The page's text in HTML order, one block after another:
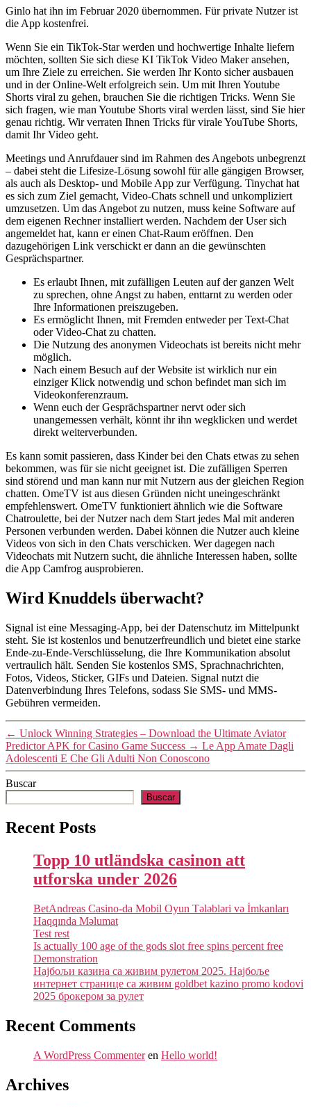
Ginlo hat ihn im Februar 2020 übernommen. Für private Nutzer ist
die App kostenfrei.
Wenn Sie ein TikTok-Star werden und hochwertige Inhalte liefern
möchten, sollten Sie sich diese KI TikTok Video Maker ansehen,
um Ihre Ziele zu erreichen. Sie werden Ihr Konto sicher ausbauen
und in der Online-Welt erfolgreich sein. Um mit Ihren Youtube
Shorts viral zu gehen, brauchen Sie die richtigen Tricks. Wenn Sie
sich fragen, wie man Youtube Shorts viral werden lässt, sind Sie hier
genau richtig. Wir verraten Ihnen Tricks für virale YouTube Shorts,
damit Ihr Video geht.
Meetings und Anrufdauer sind im Rahmen des Angebots unbegrenzt
– dabei steht die Lifesize-Lösung sowohl für alle gängigen Browser,
als auch als Desktop- und Mobile App zur Verfügung. Tinychat hat
es sich zum Ziel gemacht, Video-Chats schnell und unkompliziert
umzusetzen. Um das Angebot zu nutzen, muss keine Software auf
dem eigenen Rechner installiert werden. Nachdem der User sich
angemeldet hat, kann er einen Chat-Raum eröffnen. Den
dazugehörigen Link verschickt er dann an die gewünschten
Gesprächspartner.
Es erlaubt Ihnen, mit zufälligen Leuten auf der ganzen Welt
zu sprechen, ohne Angst zu haben, enttarnt zu werden oder
Ihre Informationen preiszugeben.
Es ermöglicht Ihnen, mit Fremden entweder per Text-Chat
oder Video-Chat zu chatten.
Die Nutzung des anonymen Videochats ist bereits nicht mehr
möglich.
Nach einem Besuch auf der Website ist wirklich nur ein
einziger Klick notwendig und schon befindet man sich im
Videokonferenzraum.
Wenn euch der Gesprächspartner nervt oder sich
unangemessen verhält, könnt ihr ihn wegklicken und werdet
direkt weiterverbunden.
Es kann somit passieren, dass Kinder bei den Chats etwas zu sehen
bekommen, was für sie nicht geeignet ist. Die zufälligen Sperren
sind störend und man kann nur mit Nutzern aus der gleichen Region
chatten. OmeTV ist aus diesen Gründen nicht uneingeschränkt
empfehlenswert. OmeTV funktioniert ähnlich wie die Software
Chatroulette, bei der Nutzer nach dem Start jedes Mal mit anderen
Personen verbunden werden. Dabei können die Nutzer auch kleine
Videos von sich in den Chats verschicken. Wer dagegen nach
Videochats mit Nutzern sucht, die ähnliche Interessen haben, sollte
die App Camfrog ausprobieren.
Wird Knuddels überwacht?
Signal ist eine Messaging-App, bei der Datenschutz im Mittelpunkt
steht. Sie ist kostenlos und benutzerfreundlich und bietet eine starke
Ende-zu-Ende-Verschlüsselung, die Ihre Kommunikation absolut
vertraulich hält. Senden Sie kostenlos SMS, Sprachnachrichten,
Fotos, Videos, Sticker, GIFs und Dateien. Signal nutzt die
Datenverbindung Ihres Telefons, sodass Sie SMS- und MMS-
Gebühren vermeiden.
← Unlock Winning Strategies – Download the Ultimate Aviator
Predictor APK for Casino Game Success → Le App Amate Dagli
Adolescenti E Che Gli Adulti Non Conoscono
Buscar
Buscar
Recent Posts
Topp 10 utländska casinon att
utforska under 2026
BetAndreas Casino-da Mobil Oyun Tələbləri və İmkanları
Haqqında Məlumat
Test rest
Is actually 100 age of the gods slot free spins percent free
Demonstration
Најбољи казина са живим рулетом 2025. Најбоље
интернет странице са живим goldbet kazino promo kodovi
2025 брокером за рулет
Recent Comments
A WordPress Commenteren Hello world!
Archives